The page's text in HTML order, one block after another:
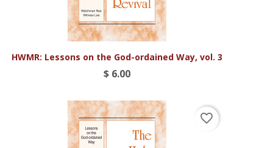
HWMR: Lessons on the God-ordained Way, vol. 3
$ 6.00
favorite_border